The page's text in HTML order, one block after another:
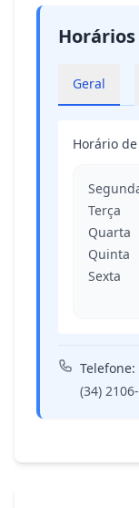
Geral
Horário
Terça
Quarta
Quinta
Sexta
Telefone:
(34)